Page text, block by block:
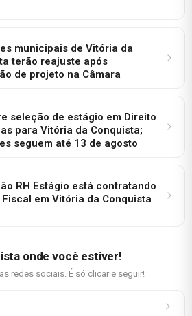
municipais de Vitória da
terão reajuste após
de projeto na Câmara
seleção de estágio em Direito
para Vitória da Conquista;
seguem até 13 de agosto
RH Estágio está contratando
em Vitória da Conquista
onde você estiver!
redes sociais. É só clicar e seguir!